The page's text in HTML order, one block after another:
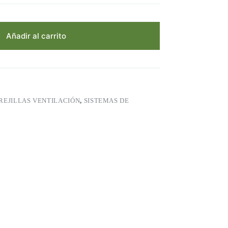
Añadir al carrito
VENTILACIÓN, SISTEMAS DE